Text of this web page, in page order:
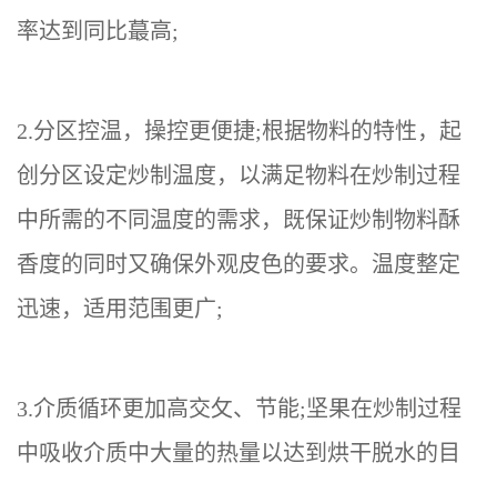
率达到同比蕞高;
2.分区控温，操控更便捷;根据物料的特性， 起
创分区设定炒制温度，以满足物料在炒制过程
中所需的不同温度的需求，既保证炒制物料酥
香度的同时又确保外观皮色的要求。温度整定
迅速，适用范围更广;
3.介质循环更加高交攵、节能;坚果在炒制过程
中吸收介质中大量的热量以达到烘干脱水的目